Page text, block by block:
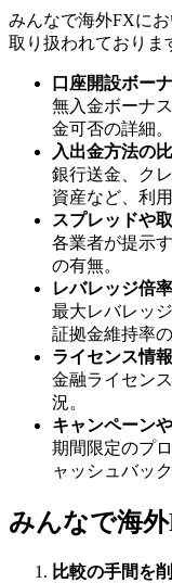
みんなで海外FXに
取り扱われておりま
口座開設ボー
無入金ボーナ
金可否の詳細。
入出金方法の
銀行送金、ク
資産など、利
スプレッドや
各業者が提示
の有無。
レバレッジ倍率
最大レバレッ
証拠金維持率の
ライセンス情
金融ライセン
況。
キャンペーン
期間限定のプ
ャッシュバッ
みんなで海
比較の手間を